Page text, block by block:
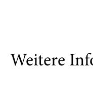
Weitere